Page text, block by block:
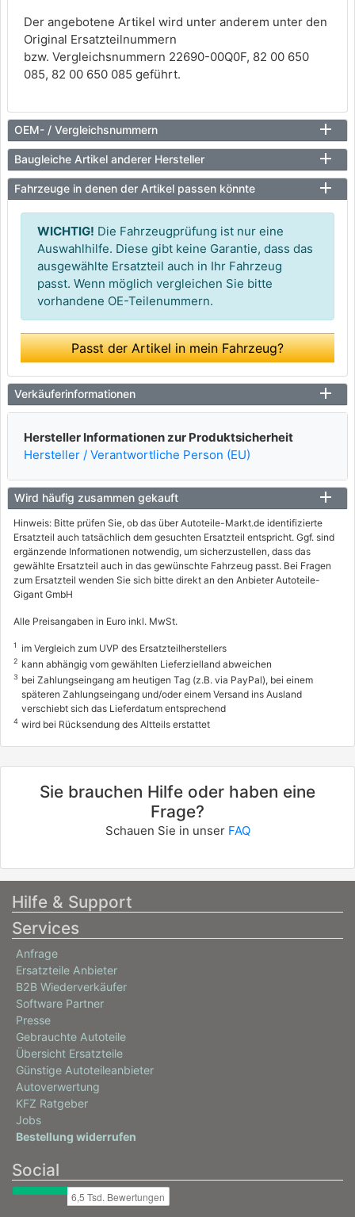
Der angebotene Artikel wird unter anderem unter den
Original Ersatzteilnummern
bzw. Vergleichsnummern 22690-00Q0F, 82 00 650
085, 82 00 650 085 geführt.
OEM- / Vergleichsnummern
Baugleiche Artikel anderer Hersteller
Fahrzeuge in denen der Artikel passen könnte
WICHTIG! Die Fahrzeugprüfung ist nur eine
Auswahlhilfe. Diese gibt keine Garantie, dass das
ausgewählte Ersatzteil auch in Ihr Fahrzeug
passt. Wenn möglich vergleichen Sie bitte
vorhandene OE-Teilenummern.
Passt der Artikel in mein Fahrzeug?
Verkäuferinformationen
Hersteller Informationen zur Produktsicherheit
Hersteller / Verantwortliche Person (EU)
Wird häufig zusammen gekauft
Hinweis: Bitte prüfen Sie, ob das über Autoteile-Markt.de identifizierte
Ersatzteil auch tatsächlich dem gesuchten Ersatzteil entspricht. Ggf. sind
ergänzende Informationen notwendig, um sicherzustellen, dass das
gewählte Ersatzteil auch in das gewünschte Fahrzeug passt. Bei Fragen
zum Ersatzteil wenden Sie sich bitte direkt an den Anbieter Autoteile-
Gigant GmbH
Alle Preisangaben in Euro inkl. MwSt.
1 im Vergleich zum UVP des Ersatzteilherstellers
2 kann abhängig vom gewählten Lieferzielland abweichen
3 bei Zahlungseingang am heutigen Tag (z.B. via PayPal), bei einem
späteren Zahlungseingang und/oder einem Versand ins Ausland
verschiebt sich das Lieferdatum entsprechend
4 wird bei Rücksendung des Altteils erstattet
Sie brauchen Hilfe oder haben eine
Frage?
Schauen Sie in unser FAQ
Hilfe & Support
Services
Anfrage
Ersatzteile Anbieter
B2B Wiederverkäufer
Software Partner
Presse
Gebrauchte Autoteile
Übersicht Ersatzteile
Günstige Autoteileanbieter
Autoverwertung
KFZ Ratgeber
Jobs
Bestellung widerrufen
Social